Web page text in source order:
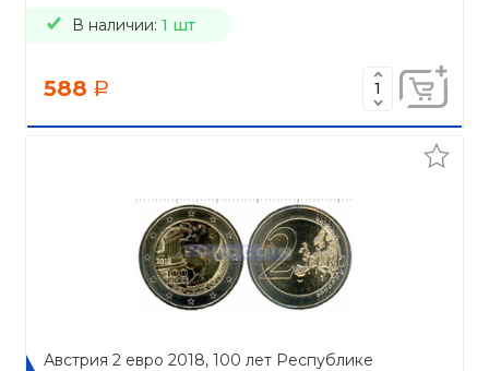
В наличии: 1 шт
588 a
Австрия 2 евро 2018, 100 лет Республике